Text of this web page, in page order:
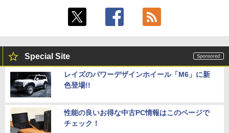
Special Site
レイズのパワーデザインホイール「M6」に新
色登場!!
性能の良いお得な中古PC情報はこのページで
チェック！